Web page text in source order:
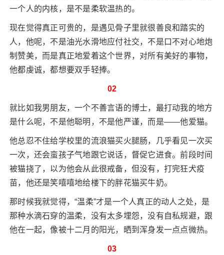
一个人的内核，是不是柔软温热的。
现在觉得真正可贵的，是遇见骨子里就很善良和踏实的
人，他呢，不是油光水滑地应付社交，不是口不对心地炮
制赞美，而是真正地爱着这个世界，对所有美好的事物，
他都虔诚，都想要双手轻捧。
02
就比如我男朋友，一个不善言语的博士，最打动我的地方
是什么呢，不是他聪明，不是他严谨，而是——他爱猫。
他总忍不住给学校里的流浪猫买火腿肠，几乎看见一次买
一次，还会蛮孩子气地跟它说话，督促它进食。前段时间
被猫挠了，以为他会从此很戒备，但没有，打完狂犬疫
苗，他还是笑嘻嘻地给楼下的胖花猫买牛奶。
那时候我就觉得，“温柔”才是一个人真正的动人之处，是
那种水滴石穿的温柔，没有太多埋怨，没有自私规避，跟
他在一起，像被十二月的阳光，晒到浑身发一点点微热。
03